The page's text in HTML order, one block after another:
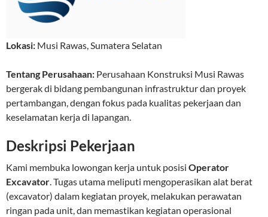
Lokasi: Musi Rawas,Sumatera Selatan
Tentang Perusahaan: Perusahaan Konstruksi Musi Rawas
bergerak di bidang pembangunan infrastruktur dan proyek
pertambangan, dengan fokus pada kualitas pekerjaan dan
keselamatan kerja di lapangan.
Deskripsi Pekerjaan
Kami membuka lowongan kerja untuk posisi Operator
Excavator. Tugas utama meliputi mengoperasikan alat berat
(excavator) dalam kegiatan proyek, melakukan perawatan
ringan pada unit, dan memastikan kegiatan operasional